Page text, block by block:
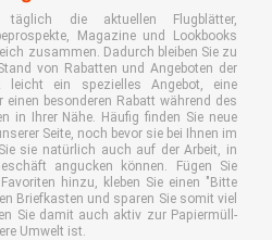
täglich die aktuellen Flugblätter,
Magazine und Lookbooks
zusammen. Dadurch bleiben Sie zu
von Rabatten und Angeboten der
leicht ein spezielles Angebot, eine
einen besonderen Rabatt während des
in Ihrer Nähe. Häufig finden Sie neue
Seite, noch bevor sie bei Ihnen im
sie natürlich auch auf der Arbeit, in
angucken können. Fügen Sie
hinzu, kleben Sie einen "Bitte
Briefkasten und sparen Sie somit viel
Sie damit auch aktiv zur Papiermüll-
Umwelt ist.